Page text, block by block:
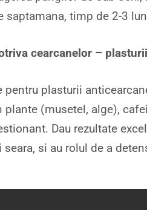
saptamana, timp de 2-3
cearcanelor –
pentru plasturii
(musetel, alge),
Dau rezultate
si au rolul de a